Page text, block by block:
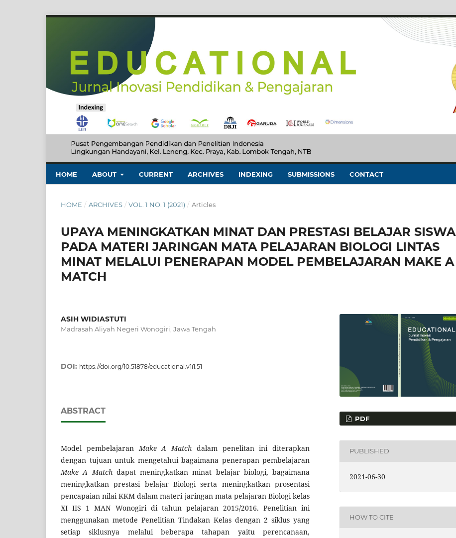
HOME ABOUT CURRENT ARCHIVES INDEXING SUBMISSIONS CONTACT
HOME / ARCHIVES / VOL. 1 NO. 1 (2021) / Articles
UPAYA MENINGKATKAN MINAT DAN PRESTASI BELAJAR SISWA
PADA MATERI JARINGAN MATA PELAJARAN BIOLOGI LINTAS
MINAT MELALUI PENERAPAN MODEL PEMBELAJARAN MAKE A
MATCH
ASIH WIDIASTUTI
Madrasah Aliyah Negeri Wonogiri, Jawa Tengah
DOI: https://doi.org/10.51878/educational.v1i1.51
ABSTRACT
Model pembelajaranMake A Match dalam penelitan ini diterapkan
dengan tujuan untuk mengetahui bagaimana penerapan pembelajaran
Make A Match dapat meningkatkan minat belajar biologi, bagaimana
meningkatkan prestasi belajar Biologi serta meningkatkan prosentasi
pencapaian nilai KKM dalam materi jaringan mata pelajaran Biologi kelas
XI IIS 1 MAN Wonogiri di tahun pelajaran 2015/2016. Penelitian ini
menggunakan metode Penelitian Tindakan Kelas dengan 2 siklus yang
setiap siklusnya melalui beberapa tahapan yaitu perencanaan,
PDF
PUBLISHED
2021-06-30
HOW TO CITE